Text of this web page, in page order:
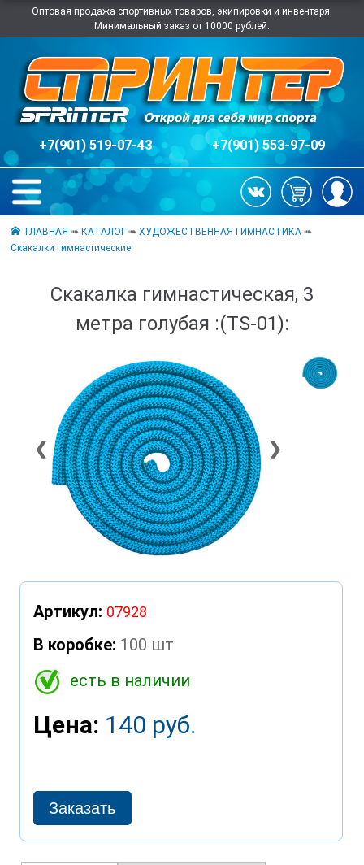
Оптовая продажа спортивных товаров, экипировки и инвентаря.
Минимальный заказ от 10000 рублей.
+7(901) 519-07-43 +7(901) 553-97-09
ГЛАВНАЯ ➠КАТАЛОГ ➠ХУДОЖЕСТВЕННАЯ ГИМНАСТИКА ➠
Скакалки гимнастические
Скакалка гимнастическая, 3
метра голубая :(TS-01):
❮ ❯
Артикул: 07928
В коробке: 100 шт
есть в наличии
Цена: 140 руб.